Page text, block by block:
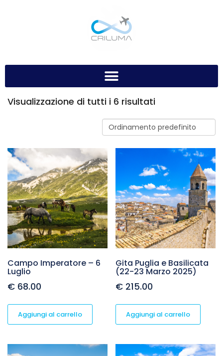
Visualizzazione di tutti i 6 risultati
Campo Imperatore – 6
Luglio
€ 68.00
Aggiungi al carrello
Gita Puglia e Basilicata
(22-23 Marzo 2025)
€ 215.00
Aggiungi al carrello